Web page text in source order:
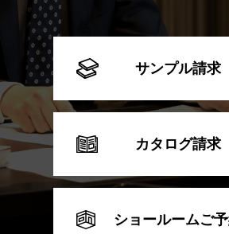
サンプル請求
カタログ請求
ショールームご